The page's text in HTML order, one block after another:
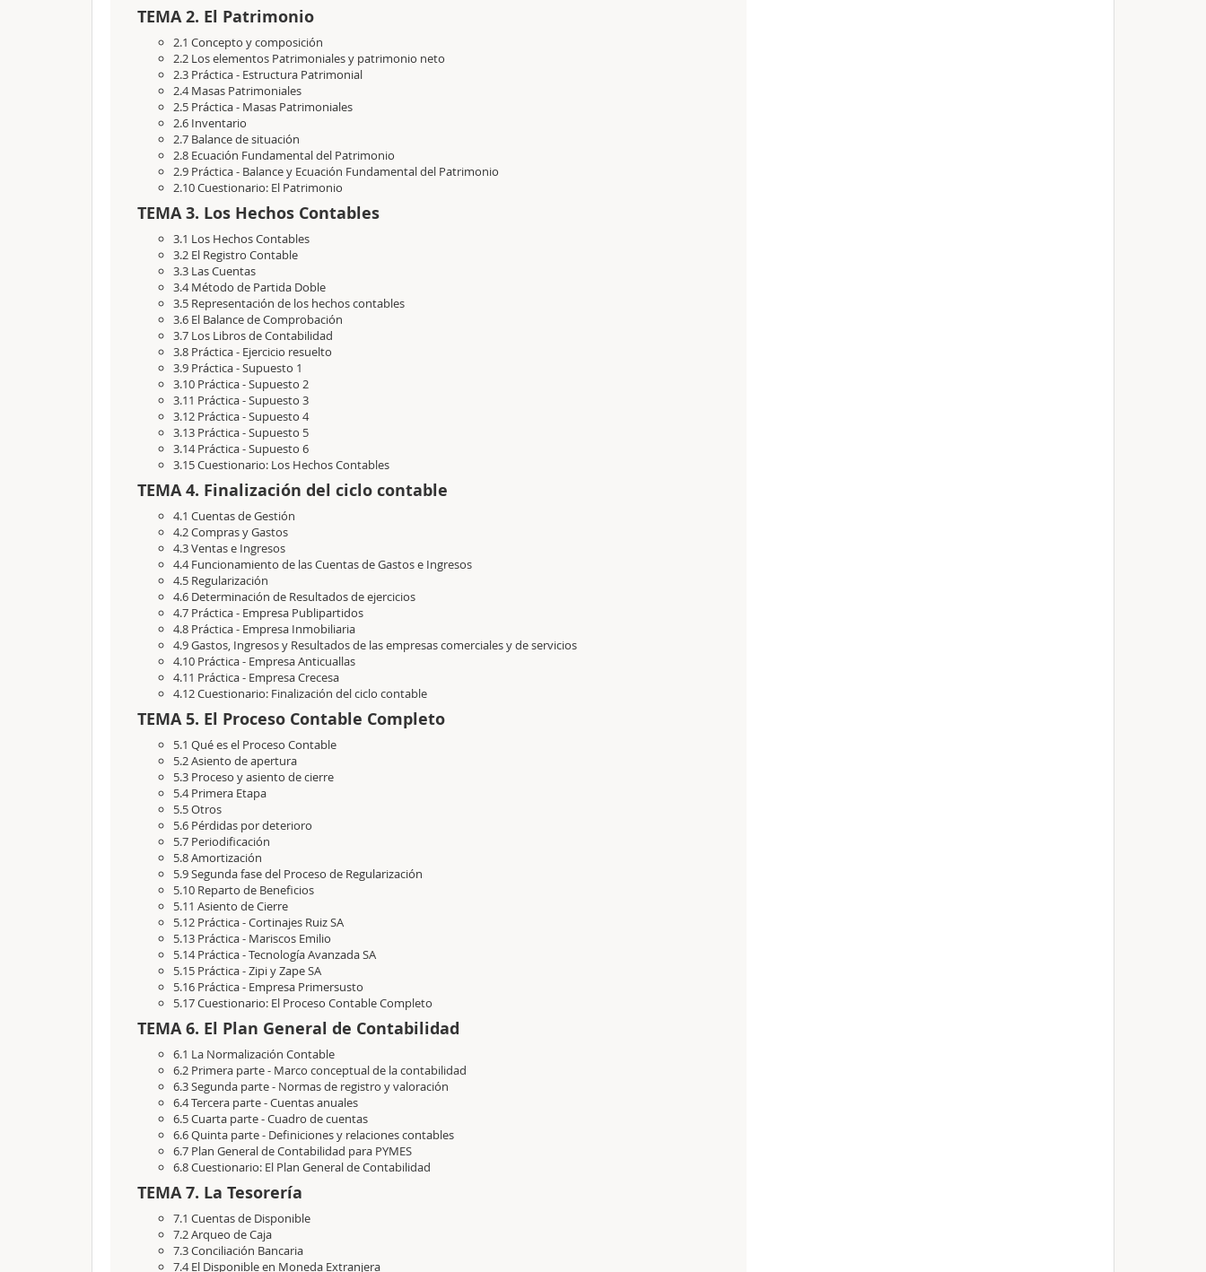
TEMA 2. El Patrimonio
2.1 Concepto y composición
2.2 Los elementos Patrimoniales y patrimonio neto
2.3 Práctica - Estructura Patrimonial
2.4 Masas Patrimoniales
2.5 Práctica - Masas Patrimoniales
2.6 Inventario
2.7 Balance de situación
2.8 Ecuación Fundamental del Patrimonio
2.9 Práctica - Balance y Ecuación Fundamental del Patrimonio
2.10 Cuestionario: El Patrimonio
TEMA 3. Los Hechos Contables
3.1 Los Hechos Contables
3.2 El Registro Contable
3.3 Las Cuentas
3.4 Método de Partida Doble
3.5 Representación de los hechos contables
3.6 El Balance de Comprobación
3.7 Los Libros de Contabilidad
3.8 Práctica - Ejercicio resuelto
3.9 Práctica - Supuesto 1
3.10 Práctica - Supuesto 2
3.11 Práctica - Supuesto 3
3.12 Práctica - Supuesto 4
3.13 Práctica - Supuesto 5
3.14 Práctica - Supuesto 6
3.15 Cuestionario: Los Hechos Contables
TEMA 4. Finalización del ciclo contable
4.1 Cuentas de Gestión
4.2 Compras y Gastos
4.3 Ventas e Ingresos
4.4 Funcionamiento de las Cuentas de Gastos e Ingresos
4.5 Regularización
4.6 Determinación de Resultados de ejercicios
4.7 Práctica - Empresa Publipartidos
4.8 Práctica - Empresa Inmobiliaria
4.9 Gastos, Ingresos y Resultados de las empresas comerciales y de servicios
4.10 Práctica - Empresa Anticuallas
4.11 Práctica - Empresa Crecesa
4.12 Cuestionario: Finalización del ciclo contable
TEMA 5. El Proceso Contable Completo
5.1 Qué es el Proceso Contable
5.2 Asiento de apertura
5.3 Proceso y asiento de cierre
5.4 Primera Etapa
5.5 Otros
5.6 Pérdidas por deterioro
5.7 Periodificación
5.8 Amortización
5.9 Segunda fase del Proceso de Regularización
5.10 Reparto de Beneficios
5.11 Asiento de Cierre
5.12 Práctica - Cortinajes Ruiz SA
5.13 Práctica - Mariscos Emilio
5.14 Práctica - Tecnología Avanzada SA
5.15 Práctica - Zipi y Zape SA
5.16 Práctica - Empresa Primersusto
5.17 Cuestionario: El Proceso Contable Completo
TEMA 6. El Plan General de Contabilidad
6.1 La Normalización Contable
6.2 Primera parte - Marco conceptual de la contabilidad
6.3 Segunda parte - Normas de registro y valoración
6.4 Tercera parte - Cuentas anuales
6.5 Cuarta parte - Cuadro de cuentas
6.6 Quinta parte - Definiciones y relaciones contables
6.7 Plan General de Contabilidad para PYMES
6.8 Cuestionario: El Plan General de Contabilidad
TEMA 7. La Tesorería
7.1 Cuentas de Disponible
7.2 Arqueo de Caja
7.3 Conciliación Bancaria
7.4 El Disponible en Moneda Extranjera